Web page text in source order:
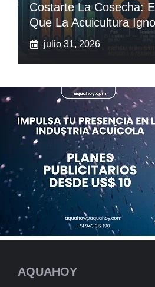
Costarte La Cosecha:
Que La Acuicultura
julio 31, 2026
AQUAHOY